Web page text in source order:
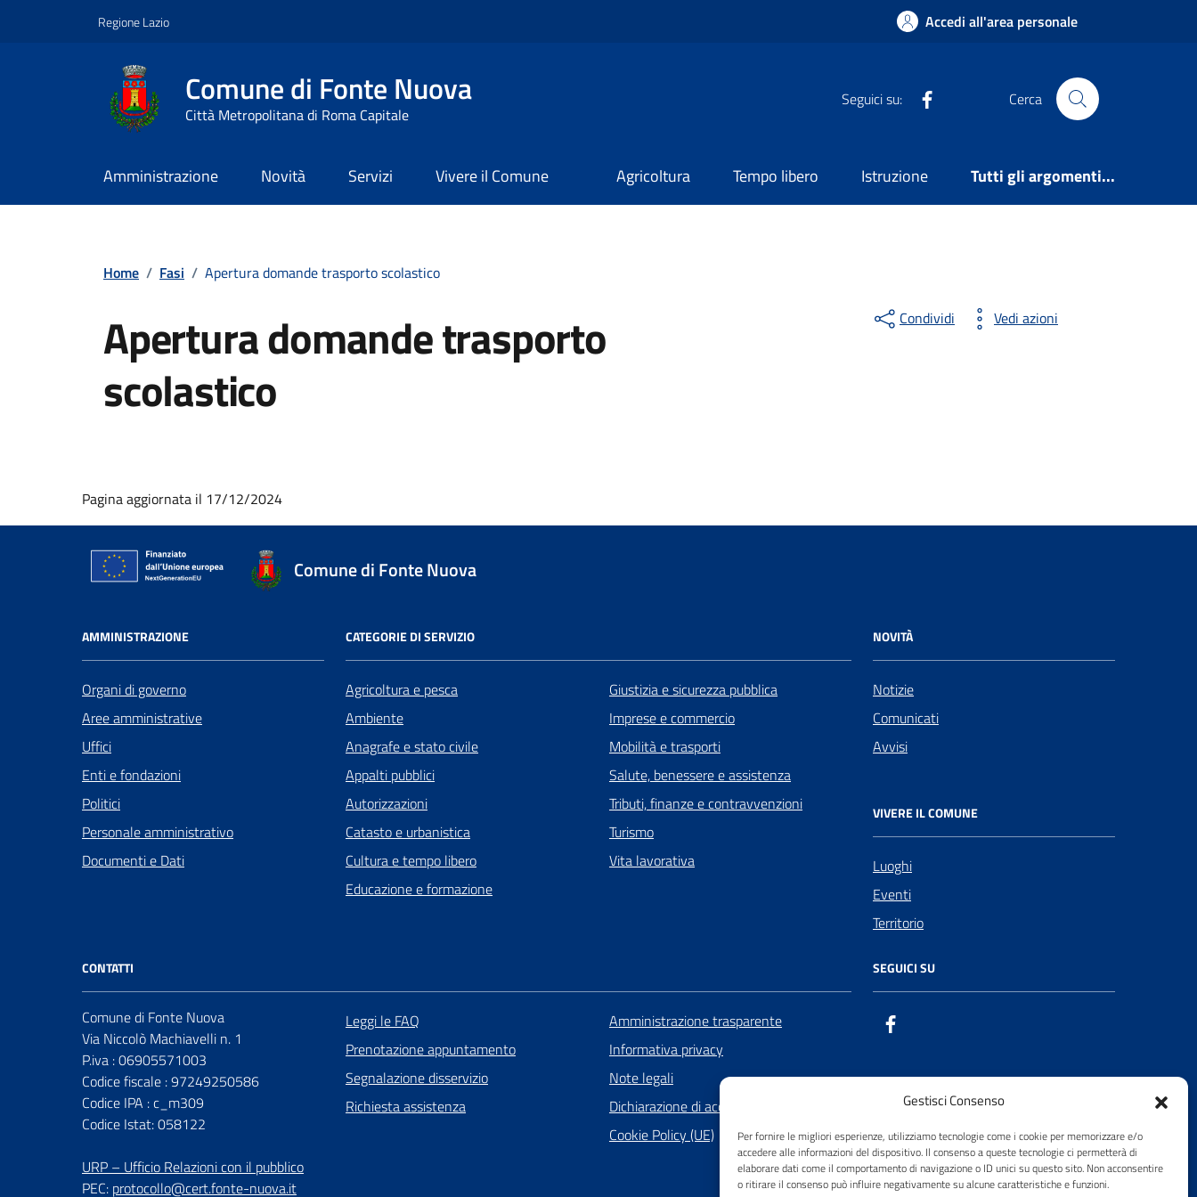
Gestisci Consenso
Per fornire le migliori esperienze, utilizziamo tecnologie come i cookie per memorizzare e/o
accedere alle informazioni del dispositivo. Il consenso a queste tecnologie ci permetterà di
elaborare dati come il comportamento di navigazione o ID unici su questo sito. Non acconsentire
o ritirare il consenso può influire negativamente su alcune caratteristiche e funzioni.
Regione Lazio Accedi all'area personale
Comune di Fonte Nuova
Città Metropolitana di Roma Capitale
Seguici su: Cerca
Amministrazione Novità Servizi Vivere il Comune Agricoltura Tempo libero Istruzione Tutti gli argomenti...
Home / Fasi / Apertura domande trasporto scolastico
Apertura domande trasporto
scolastico
Condividi Vedi azioni
Pagina aggiornata il 17/12/2024
Comune di Fonte Nuova
AMMINISTRAZIONE
Organi di governo
Aree amministrative
Uffici
Enti e fondazioni
Politici
Personale amministrativo
Documenti e Dati
CATEGORIE DI SERVIZIO
Agricoltura e pesca
Ambiente
Anagrafe e stato civile
Appalti pubblici
Autorizzazioni
Catasto e urbanistica
Cultura e tempo libero
Educazione e formazione
Giustizia e sicurezza pubblica
Imprese e commercio
Mobilità e trasporti
Salute, benessere e assistenza
Tributi, finanze e contravvenzioni
Turismo
Vita lavorativa
NOVITÀ
Notizie
Comunicati
Avvisi
VIVERE IL COMUNE
Luoghi
Eventi
Territorio
CONTATTI
Comune di Fonte Nuova
Via Niccolò Machiavelli n. 1
P.iva : 06905571003
Codice fiscale : 97249250586
Codice IPA : c_m309
Codice Istat: 058122
URP – Ufficio Relazioni con il pubblico
PEC: protocollo@cert.fonte-nuova.it
Leggi le FAQ
Prenotazione appuntamento
Segnalazione disservizio
Richiesta assistenza
Amministrazione trasparente
Informativa privacy
Note legali
Dichiarazione di accessibilità
Cookie Policy (UE)
SEGUICI SU